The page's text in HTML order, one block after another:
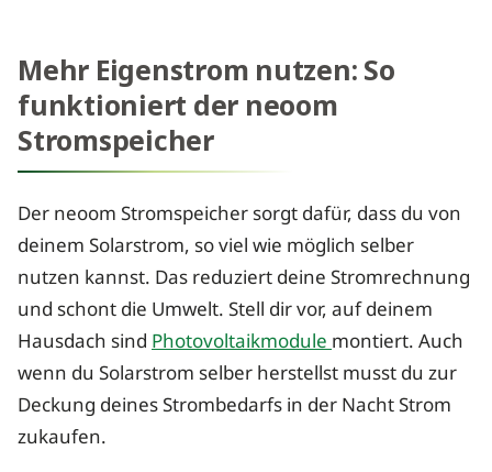
Mehr Eigenstrom nutzen: So
funktioniert der neoom
Stromspeicher
Der neoom Stromspeicher sorgt dafür, dass du von
deinem Solarstrom, so viel wie möglich selber
nutzen kannst. Das reduziert deine Stromrechnung
und schont die Umwelt. Stell dir vor, auf deinem
Hausdach sindPhotovoltaikmodulemontiert. Auch
wenn du Solarstrom selber herstellst musst du zur
Deckung deines Strombedarfs in der Nacht Strom
zukaufen.